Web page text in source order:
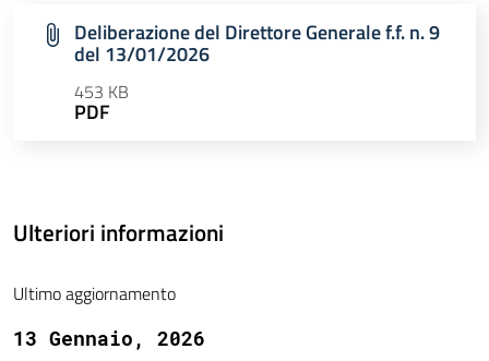
Deliberazione del Direttore Generale f.f. n. 9
del 13/01/2026
453 KB
PDF
Ulteriori informazioni
Ultimo aggiornamento
13 Gennaio, 2026